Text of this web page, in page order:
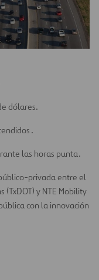
dólares.
.
las horas punta.
privada entre el
y NTE Mobility
con la innovación